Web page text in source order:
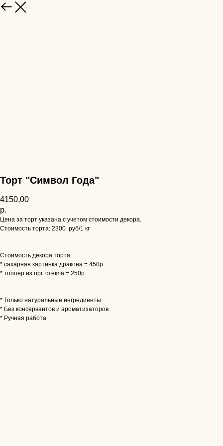
НАЗАД
Торт "Символ Года"
4150,00
р.
Цена за торт указана с учетом стоимости декора.
Стоимость торта: 2300 руб/1 кг
Стоимость декора торта:
* сахарная картинка дракона = 450р
* топпер из орг. стекла = 250р
* Только натуральные ингредиенты
* Без консервантов и ароматизаторов
* Ручная работа